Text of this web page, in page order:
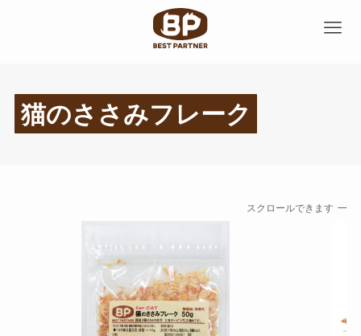
猫のささみフレーク
スクロールできます